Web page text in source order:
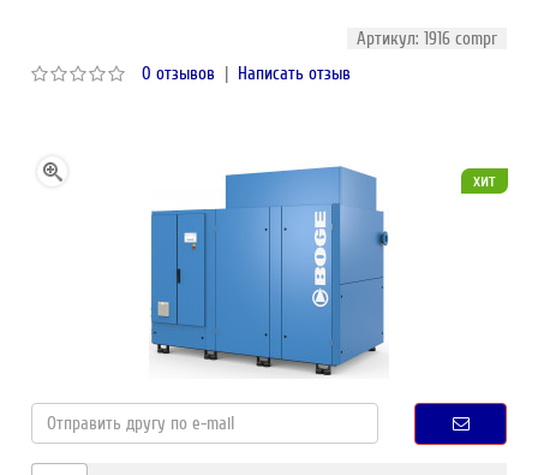
Артикул: 1916 compr
0 отзывов | Написать отзыв
хит